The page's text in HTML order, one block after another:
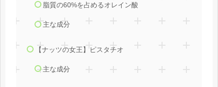
脂質の60%を占めるオレイン酸
主な成分
【ナッツの女王】ピスタチオ
主な成分